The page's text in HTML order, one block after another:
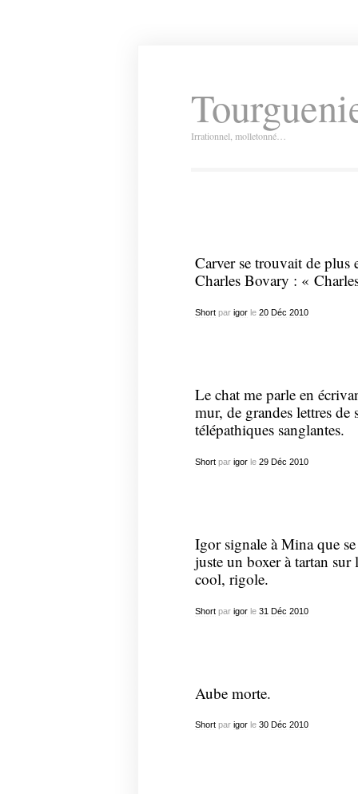
Irrationnel, molletonné…
Carver se trouvait de plus
Charles Bovary : «
Shortpar igorle 20 Déc 2010
Le chat me parle en
mur, de grandes lettres de
télépathiques sanglantes.
Shortpar igorle 29 Déc 2010
Igor signale à Mina que
juste un boxer à tartan sur
cool, rigole.
Shortpar igorle 31 Déc 2010
Aube morte.
Shortpar igorle 30 Déc 2010